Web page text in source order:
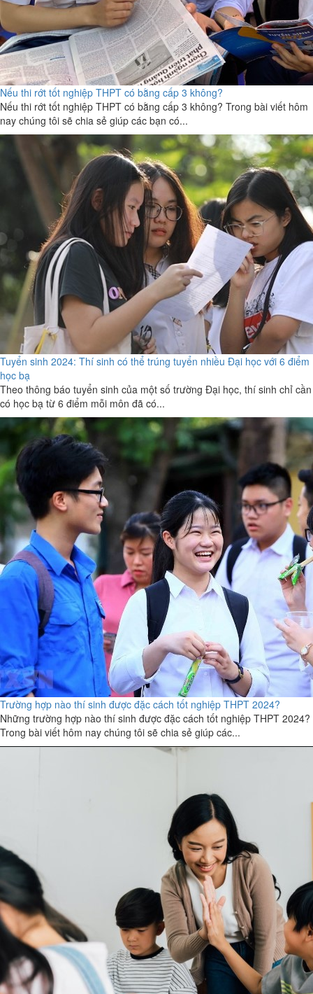
Nếu thi rớt tốt nghiệp THPT có bằng cấp 3 không?
Nếu thi rớt tốt nghiệp THPT có bằng cấp 3 không? Trong bài viết hôm
nay chúng tôi sẽ chia sẻ giúp các bạn có...
Tuyển sinh 2024: Thí sinh có thể trúng tuyển nhiều Đại học với 6 điểm
học bạ
Theo thông báo tuyển sinh của một số trường Đại học, thí sinh chỉ cần
có học bạ từ 6 điểm mỗi môn đã có...
Trường hợp nào thí sinh được đặc cách tốt nghiệp THPT 2024?
Những trường hợp nào thí sinh được đặc cách tốt nghiệp THPT 2024?
Trong bài viết hôm nay chúng tôi sẽ chia sẻ giúp các...